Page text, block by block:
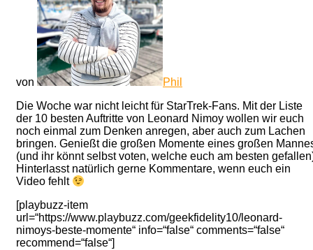
von
Phil
Die Woche war nicht leicht für StarTrek-Fans. Mit der Liste
der 10 besten Auftritte von Leonard Nimoy wollen wir euch
noch einmal zum Denken anregen, aber auch zum Lachen
bringen. Genießt die großen Momente eines großen
(und ihr könnt selbst voten, welche euch am besten
Hinterlasst natürlich gerne Kommentare, wenn euch ein
Video fehlt
[playbuzz-item
url=“https://www.playbuzz.com/geekfidelity10/leonard-
nimoys-beste-momente“ info=“false“ comments=“false“
recommend=“false“]